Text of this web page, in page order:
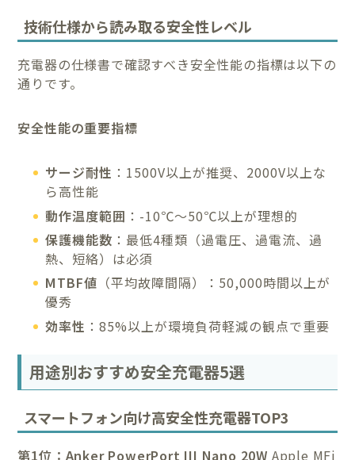
技術仕様から読み取る安全性レベル
充電器の仕様書で確認すべき安全性能の指標は以下の
通りです。
安全性能の重要指標
サージ耐性 ：1500V以上が推奨、2000V以上な
ら高性能
動作温度範囲 ：-10℃〜50℃以上が理想的
保護機能数 ：最低4種類（過電圧、過電流、過
熱、短絡）は必須
MTBF値 （平均故障間隔）：50,000時間以上が
優秀
効率性 ：85%以上が環境負荷軽減の観点で重要
用途別おすすめ安全充電器5選
スマートフォン向け高安全性充電器TOP3
第1位：Anker PowerPort III Nano 20W Apple MFi